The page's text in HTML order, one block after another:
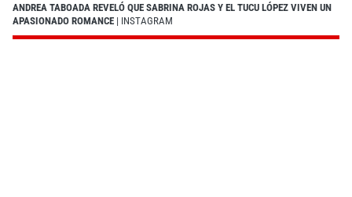
ANDREA TABOADA REVELÓ QUE SABRINA ROJAS Y EL TUCU LÓPEZ VIVEN UN
APASIONADO ROMANCE | INSTAGRAM